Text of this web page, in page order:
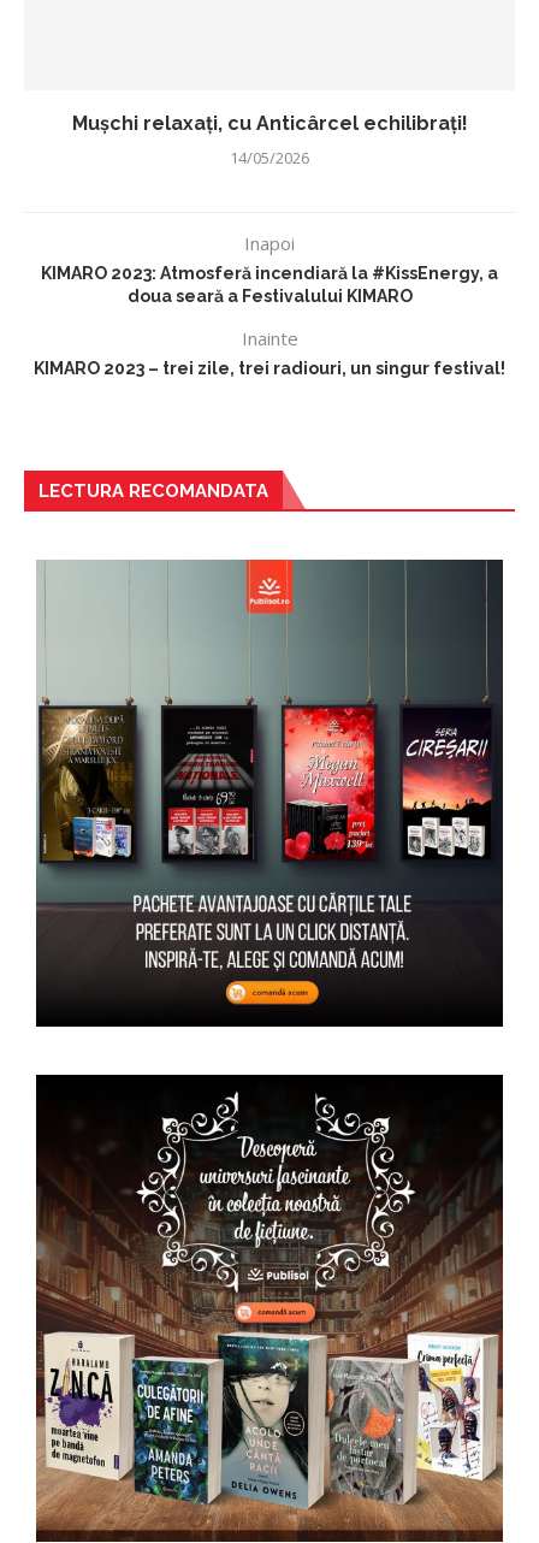
Mușchi relaxați, cu Anticârcel echilibrați!
14/05/2026
Inapoi
KIMARO 2023: Atmosferă incendiară la #KissEnergy, a
doua seară a Festivalului KIMARO
Inainte
KIMARO 2023 – trei zile, trei radiouri, un singur festival!
LECTURA RECOMANDATA